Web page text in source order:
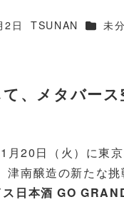
2日
著
TSUNAN カテゴ
未
、メタバー
20日（火）に東
南醸造の新たな
日本酒 GO